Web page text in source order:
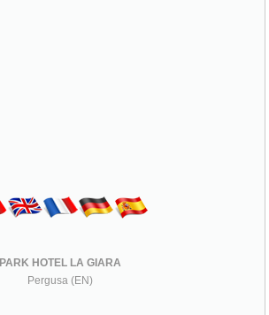
PARK HOTEL LA GIARA
Pergusa (EN)